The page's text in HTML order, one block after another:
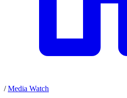
/ Media Watch